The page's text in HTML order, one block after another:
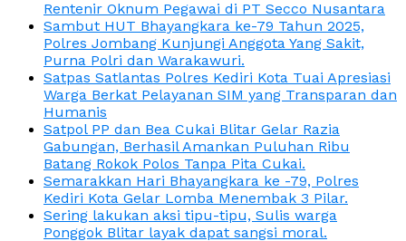
Rentenir Oknum Pegawai di PT Secco Nusantara
Sambut HUT Bhayangkara ke-79 Tahun 2025,
Polres Jombang Kunjungi Anggota Yang Sakit,
Purna Polri dan Warakawuri.
Satpas Satlantas Polres Kediri Kota Tuai Apresiasi
Warga Berkat Pelayanan SIM yang Transparan dan
Humanis
Satpol PP dan Bea Cukai Blitar Gelar Razia
Gabungan, Berhasil Amankan Puluhan Ribu
Batang Rokok Polos Tanpa Pita Cukai.
Semarakkan Hari Bhayangkara ke -79, Polres
Kediri Kota Gelar Lomba Menembak 3 Pilar.
Sering lakukan aksi tipu-tipu, Sulis warga
Ponggok Blitar layak dapat sangsi moral.